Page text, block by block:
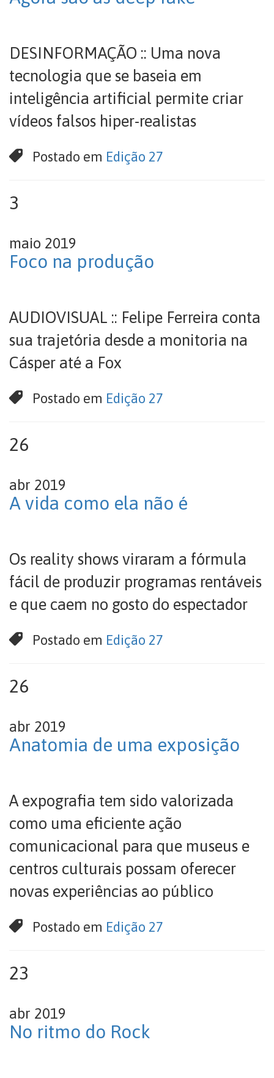
DESINFORMAÇÃO :: Uma nova
tecnologia que se baseia em
inteligência artificial permite criar
vídeos falsos hiper-realistas
Postado em Edição 27
3
maio 2019
Foco na produção
AUDIOVISUAL :: Felipe Ferreira conta
sua trajetória desde a monitoria na
Cásper até a Fox
Postado em Edição 27
26
abr 2019
A vida como ela não é
Os reality shows viraram a fórmula
fácil de produzir programas rentáveis
e que caem no gosto do espectador
Postado em Edição 27
26
abr 2019
Anatomia de uma exposição
A expografia tem sido valorizada
como uma eficiente ação
comunicacional para que museus e
centros culturais possam oferecer
novas experiências ao público
Postado em Edição 27
23
abr 2019
No ritmo do Rock